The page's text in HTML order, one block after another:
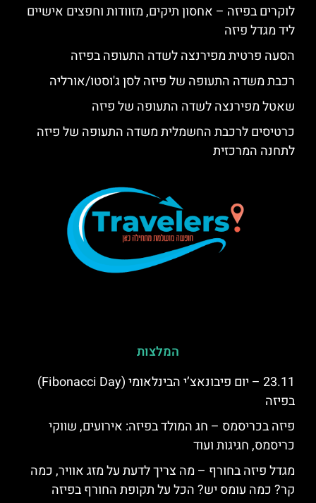
לוקרים בפיזה – אחסון תיקים, מזוודות וחפצים אישיים
ליד מגדל פיזה
הסעה פרטית מפירנצה לשדה התעופה בפיזה
רכבת משדה התעופה של פיזה לסן ג'וסטו/אורליה
שאטל מפירנצה לשדה התעופה של פיזה
כרטיסים לרכבת החשמלית משדה התעופה של פיזה
לתחנה המרכזית
המלצות
23.11 – יום פיבונאצ’י הבינלאומי (Fibonacci Day)
בפיזה
פיזה בכריסמס – חג המולד בפיזה: אירועים, שווקי
כריסמס, חגיגות ועוד
מגדל פיזה בחורף – מה צריך לדעת על מזג אוויר, כמה
קר? כמה עומס יש? הכל על תקופת החורף בפיזה